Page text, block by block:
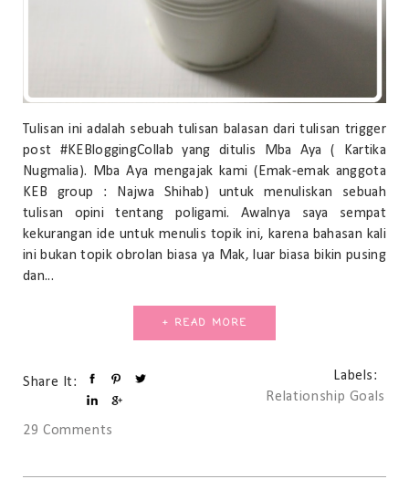
Tulisan ini adalah sebuah tulisan balasan dari tulisan trigger
post #KEBloggingCollab yang ditulis Mba Aya ( Kartika
Nugmalia). Mba Aya mengajak kami (Emak-emak anggota
KEB group : Najwa Shihab) untuk menuliskan sebuah
tulisan opini tentang poligami. Awalnya saya sempat
kekurangan ide untuk menulis topik ini, karena bahasan kali
ini bukan topik obrolan biasa ya Mak, luar biasa bikin pusing
dan...
+ READ MORE
Share It:
29 Comments
Labels:
Relationship Goals